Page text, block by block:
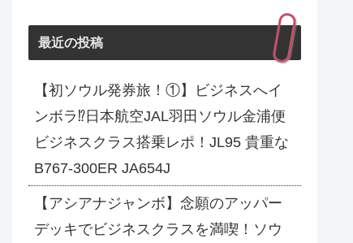
最近の投稿
【初ソウル発券旅！①】ビジネスへイ
ンボラ⁉日本航空JAL羽田ソウル金浦便
ビジネスクラス搭乗レポ！JL95 貴重な
B767-300ER JA654J
【アシアナジャンボ】念願のアッパー
デッキでビジネスクラスを満喫！ソウ